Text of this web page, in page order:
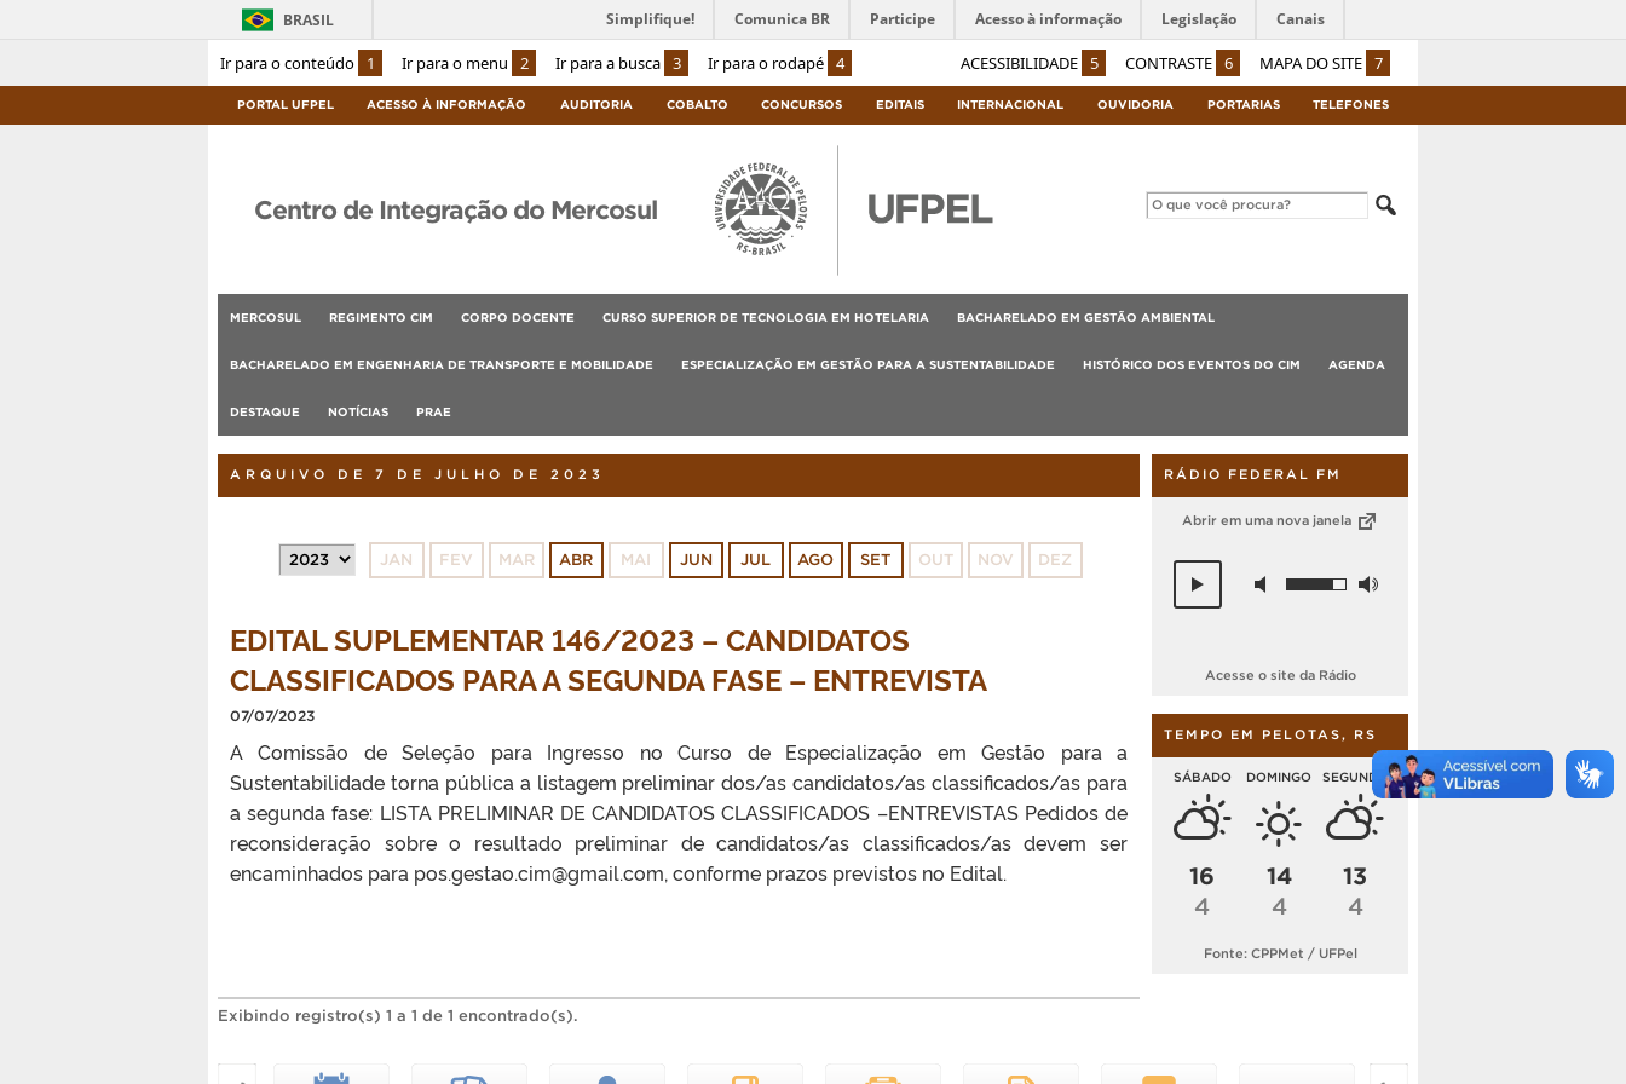
Ir para o conteúdo 1 Ir para o menu 2 Ir para a busca 3 Ir para o rodapé 4 ACESSIBILIDADE 5 CONTRASTE 6 MAPA DO SITE 7
BRASIL Simplifique! Comunica BR Participe Acesso à informação Legislação Canais
PORTAL UFPEL ACESSO À INFORMAÇÃO AUDITORIA COBALTO CONCURSOS EDITAIS INTERNACIONAL OUVIDORIA PORTARIAS TELEFONES
Centro de Integração do Mercosul
MERCOSUL REGIMENTO CIM CORPO DOCENTE CURSO SUPERIOR DE TECNOLOGIA EM HOTELARIA BACHARELADO EM GESTÃO AMBIENTAL
BACHARELADO EM ENGENHARIA DE TRANSPORTE E MOBILIDADE ESPECIALIZAÇÃO EM GESTÃO PARA A SUSTENTABILIDADE HISTÓRICO DOS EVENTOS DO CIM AGENDA
DESTAQUE NOTÍCIAS PRAE
ARQUIVO DE 7 DE JULHO DE 2023
JAN FEV MAR ABR MAI JUN JUL AGO SET OUT NOV DEZ
EDITAL SUPLEMENTAR 146/2023 – CANDIDATOS
CLASSIFICADOS PARA A SEGUNDA FASE – ENTREVISTA
07/07/2023
A Comissão de Seleção para Ingresso no Curso de Especialização em Gestão para a
Sustentabilidade torna pública a listagem preliminar dos/as candidatos/as classificados/as para
a segunda fase: LISTA PRELIMINAR DE CANDIDATOS CLASSIFICADOS –ENTREVISTAS Pedidos de
reconsideração sobre o resultado preliminar de candidatos/as classificados/as devem ser
encaminhados para pos.gestao.cim@gmail.com, conforme prazos previstos no Edital.
Exibindo registro(s) 1 a 1 de 1 encontrado(s).
RÁDIO FEDERAL FM
Abrir em uma nova janela
Acesse o site da Rádio
TEMPO EM PELOTAS, RS
SÁBADO
16
4
DOMINGO
14
4
SEGUNDA
13
4
Fonte: CPPMet / UFPel